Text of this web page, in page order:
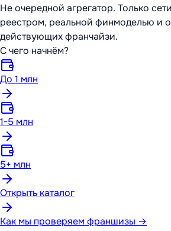
Не очередной агрегатор. Только
реестром, реальной финмоделью и
действующих франчайзи.
С чего начнём?
До 1 млн
1-5 млн
5+ млн
Открыть каталог
Как мы проверяем франшизы →